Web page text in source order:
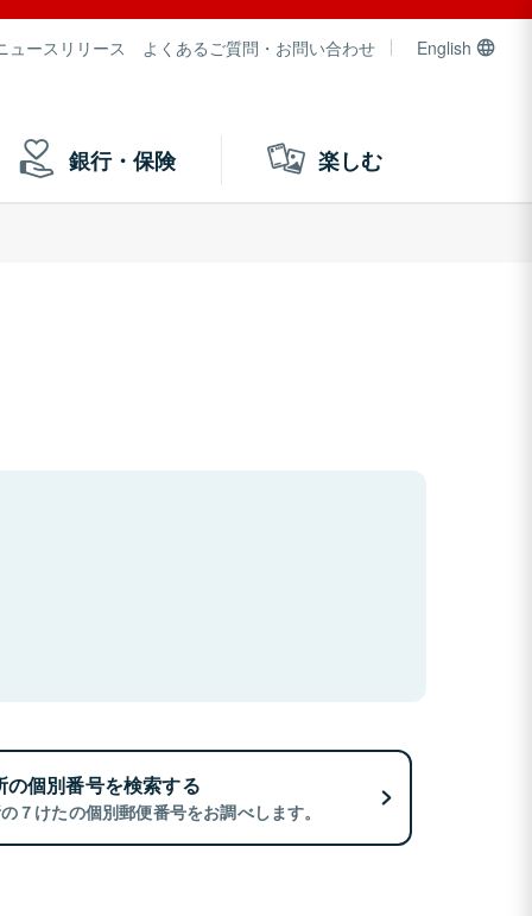
ュースリリース よくあるご質問・お問い合わせ English
銀行・保険 楽しむ
の個別番号を検索する
７けたの個別郵便番号をお調べします。